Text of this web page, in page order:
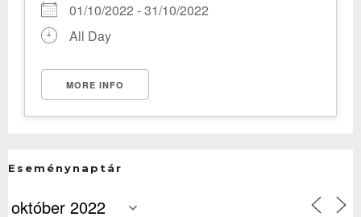
01/10/2022 - 31/10/2022
All Day
MORE INFO
Eseménynaptár